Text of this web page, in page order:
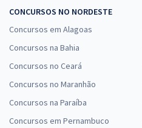
CONCURSOS NO NORDESTE
Concursos em Alagoas
Concursos na Bahia
Concursos no Ceará
Concursos no Maranhão
Concursos na Paraíba
Concursos em Pernambuco